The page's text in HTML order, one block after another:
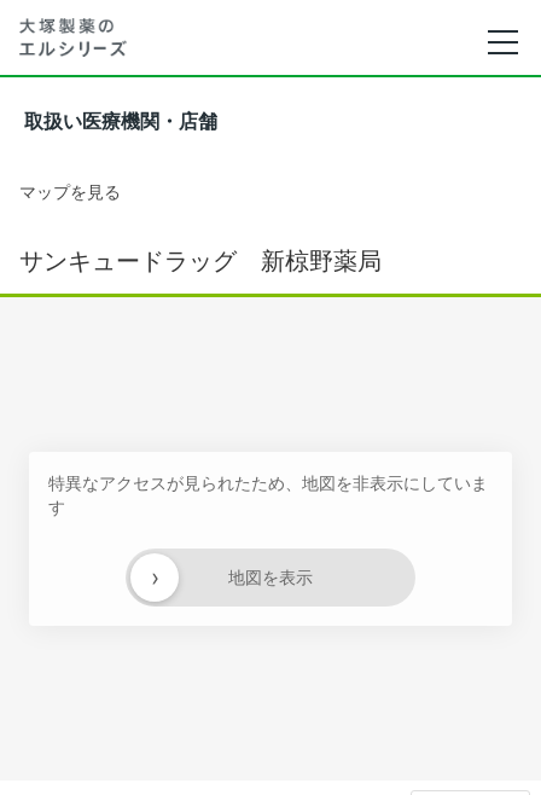
取扱い医療機関・店舗
マップを見る
サンキュードラッグ 新椋野薬局
特異なアクセスが見られたため、地図を非表示にしていま
す
地図を表示
›